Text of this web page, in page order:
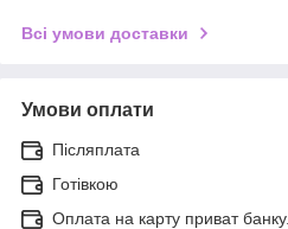
Всі умови доставки
Умови оплати
Післяплата
Готівкою
Оплата на карту приват банку.